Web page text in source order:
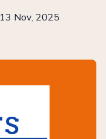
13 Nov, 2025